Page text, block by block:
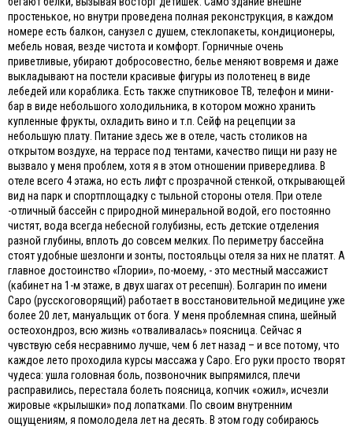
простенькое, но внутри проведена полная реконструкция, в каждом
номере есть балкон, санузел с душем, стеклопакеты, кондиционеры,
мебель новая, везде чистота и комфорт. Горничные очень
приветливые, убирают добросовестно, белье меняют вовремя и даже
выкладывают на постели красивые фигуры из полотенец в виде
лебедей или кораблика. Есть также спутниковое ТВ, телефон и мини-
бар в виде небольшого холодильника, в котором можно хранить
купленные фрукты, охладить вино и т.п. Сейф на рецепции за
небольшую плату. Питание здесь же в отеле, часть столиков на
открытом воздухе, на террасе под тентами, качество пищи ни разу не
вызвало у меня проблем, хотя я в этом отношении привередлива. В
отеле всего 4 этажа, но есть лифт с прозрачной стенкой, открывающей
вид на парк и спортплощадку с тыльной стороны отеля. При отеле
-отличный бассейн с природной минеральной водой, его постоянно
чистят, вода всегда небесной голубизны, есть детские отделения
разной глубины, вплоть до совсем мелких. По периметру бассейна
стоят удобные шезлонги и зонты, постояльцы отеля за них не платят. А
главное достоинство «Глории», по-моему, - это местный массажист
(кабинет на 1-м этаже, в двух шагах от ресепшн). Болгарин по имени
Саро (русскоговорящий) работает в восстановительной медицине уже
более 20 лет, мануальщик от бога. У меня проблемная спина, шейный
остеохондроз, всю жизнь «отваливалась» поясница. Сейчас я
чувствую себя несравнимо лучше, чем 6 лет назад – и все потому, что
каждое лето проходила курсы массажа у Саро. Его руки просто творят
чудеса: ушла головная боль, позвоночник выпрямился, плечи
расправились, перестала болеть поясница, копчик «ожил», исчезли
жировые «крылышки» под лопатками. По своим внутренним
ощущениям, я помолодела лет на десять. В этом году собираюсь